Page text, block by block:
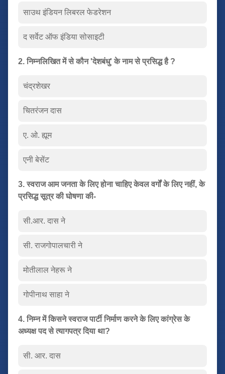
साउथ इंडियन लिबरल फेडरेशन
द सर्वेट ऑफ इंडिया सोसाइटी
2. निम्नलिखित में से कौन 'देशबंधु' के नाम से प्रसिद्ध है ?
चंद्रशेखर
चितरंजन दास
ए. ओ. ह्यूम
एनी बेसेंट
3. स्वराज आम जनता के लिए होना चाहिए केवल वर्गों के लिए नहीं, के
प्रसिद्ध सूत्र की घोषणा की-
सी.आर. दास ने
सी. राजगोपालचारी ने
मोतीलाल नेहरू ने
गोपीनाथ साहा ने
4. निम्न में किसने स्वराज पार्टी निर्माण करने के लिए कांग्रेस के
अध्यक्ष पद से त्यागपत्र दिया था?
सी. आर. दास